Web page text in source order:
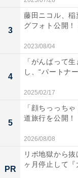
3
藤田ニコル、
グフォト公開
2023/08/04
4
「がんばって
し、“パートナ
2025/02/17
5
「顔ちっっち
道旅行を公開
2026/08/08
PR
リボ地獄から
ヶ月停止して